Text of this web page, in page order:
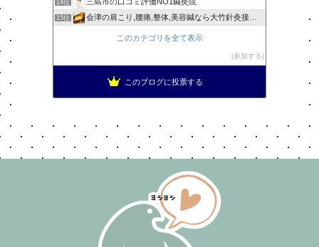
14位
15位 会津の肩こり,腰痛,整体,美容鍼なら大竹針灸接骨院
このカテゴリを全て表示
参加する
このブログに投票する